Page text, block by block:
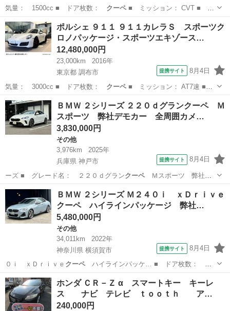
気量： 1500cc ■ ドア枚数： クーペ■ ミッション： CVT ■ 店
舗P…
千葉 柏市
ポルシェ ９１１ ９１１カレラＳ スポーツク
ロノパッケージ・スポーツエキゾース…
12,480,000円
23,000km
2016年
東京都 調布市
提携サイト 8月4日
気量： 3000cc ■ ドア枚数： クーペ■ ミッション： AT7速 ■
店舗…
東京 調布市
ＢＭＷ ２シリーズ ２２０ｄグランクーペ Ｍ
スポーツ 弊社デモカー 全周囲カメ…
3,830,000円
その他
3,976km
2025年
兵庫県 神戸市
提携サイト 8月4日
ーズ ■ グレード名： ２２０ｄグランクーペＭスポーツ 弊社デ
モカー 全周囲カメ…
兵庫 神戸市
ＢＭＷ ２シリーズ Ｍ２４０ｉ ｘＤｒｉｖｅ
クーペ ハイラインパッケージ 弊社…
5,480,000円
その他
34,011km
2022年
神奈川県 横須賀市
提携サイト 8月4日
０ｉ ｘＤｒｉｖｅ クーペ ハイラインパッケ… ■ ドア枚数： ク
ーペ■ ミッション：…
神奈川 横須賀市 その他
ホンダ ＣＲ－Ｚ α スマートキー キーレ
ス ナビ テレビ ｔｏｏｔｈ ア…
240,000円